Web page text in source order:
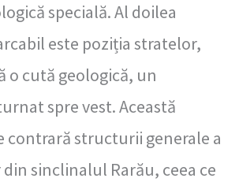
specială. Al doilea
este poziția stratelor,
o cută geologică, un
spre vest. Această
contrară structurii generale a
sinclinalul Rarău, ceea ce